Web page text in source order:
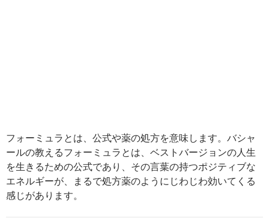
フォーミュラとは、公式や薬の処方を意味します。バシャ
ールの教えるフォーミュラとは、ベストバージョンの人生
を生きるための公式であり、その言葉の持つポジティブな
エネルギーが、まるで処方薬のようにじわじわ効いてくる
感じがあります。